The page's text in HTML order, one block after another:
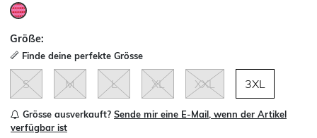
Größe:
Finde deine perfekte Grösse
S M L XL XXL 3XL
Grösse ausverkauft? Sende mir eine E-Mail, wenn der Artikel
verfügbar ist